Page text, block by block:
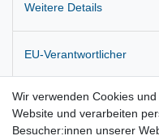
Weitere Details
EU-Verantwortlicher
Hersteller
Wir verwenden Cookies
Website und verarbeiten
Besucher:innen unserer